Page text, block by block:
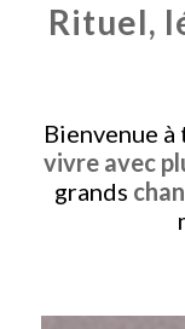
Rituel,
Bienvenue
vivre avec
grands